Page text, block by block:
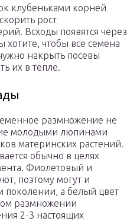
клубеньками корней
рост
Всходы появятся через
чтобы все семена
накрыть посевы
их в тепле.
размножение не
молодыми люпинами
материнских растений.
обычно в целях
Фиолетовый и
поэтому могут и
поколении, а белый цвет
размножении
2-3 настоящих